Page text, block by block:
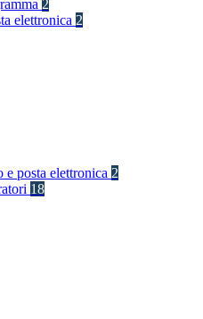
2
elettronica 2
e posta elettronica 2
18